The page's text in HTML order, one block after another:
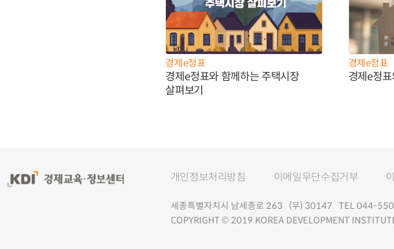
경제e정표
경제e정표와 함께하는 주택시장
살펴보기
경제e정표
경제e정
개인정보처리방침 이메일무단수집거부
세종특별자치시 남세종로 263 (우) 30147 TEL 044-
COPYRIGHT © 2019 KOREA DEVELOPMENT